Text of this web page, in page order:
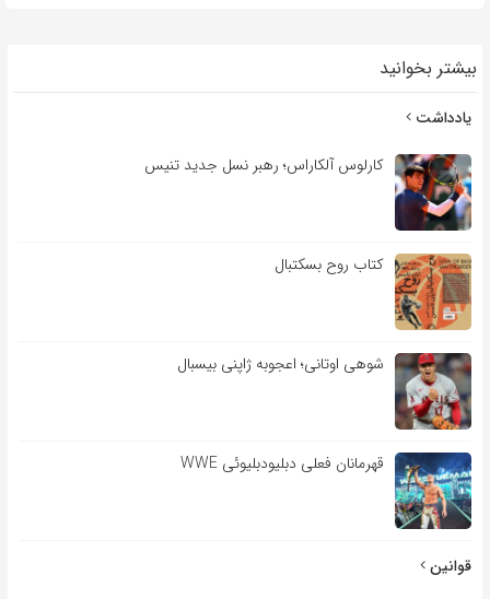
بیشتر بخوانید
یادداشت
کارلوس آلکاراس؛ رهبر نسل جدید تنیس
کتاب روح بسکتبال
شوهی اوتانی؛ اعجوبه ژاپنی بیسبال
قهرمانان فعلی دبلیودبلیوئی WWE
قوانین